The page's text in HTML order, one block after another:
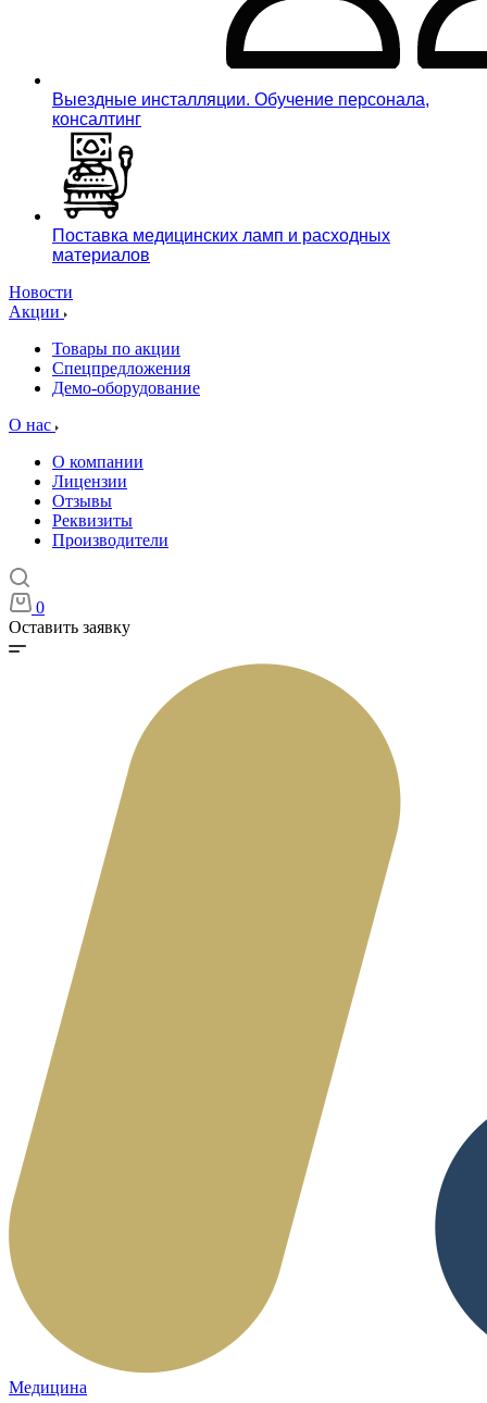
Выездные инсталляции. Обучение персонала,
консалтинг
Поставка медицинских ламп и расходных
материалов
Новости
Акции
Товары по акции
Спецпредложения
Демо-оборудование
О нас
О компании
Лицензии
Отзывы
Реквизиты
Производители
0
Оставить заявку
Медицина